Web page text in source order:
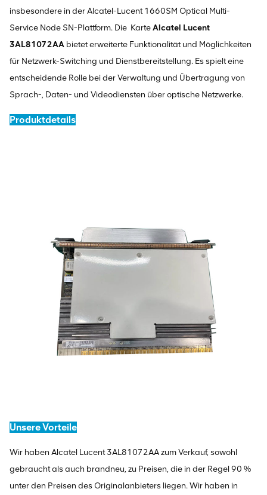
insbesondere in der Alcatel-Lucent 1660SM Optical Multi-
Service Node SN-Plattform. Die KarteAlcatel Lucent
3AL81072AA bietet erweiterte Funktionalität und Möglichkeiten
für Netzwerk-Switching und Dienstbereitstellung. Es spielt eine
entscheidende Rolle bei der Verwaltung und Übertragung von
Sprach-, Daten- und Videodiensten über optische Netzwerke.
Produktdetails
Unsere Vorteile
Wir haben Alcatel Lucent 3AL81072AA zum Verkauf, sowohl
gebraucht als auch brandneu, zu Preisen, die in der Regel 90 %
unter den Preisen des Originalanbieters liegen. Wir haben in